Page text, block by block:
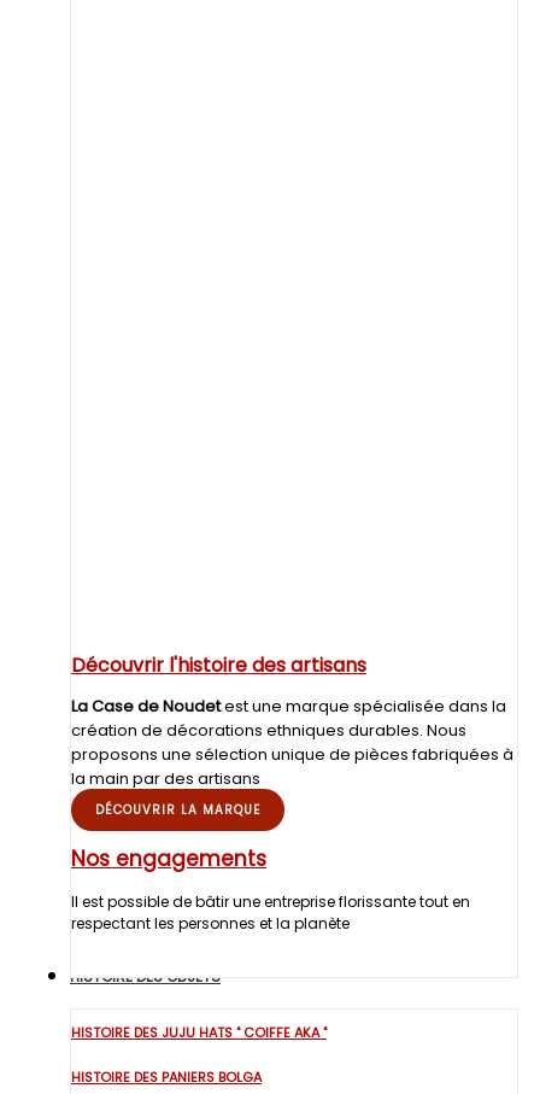
Découvrir l'histoire des artisans
La Case de Noudetest une marque spécialisée dans la
création de décorations ethniques durables. Nous
proposons une sélection unique de pièces fabriquées à
la main par des artisans
DÉCOUVRIR LA MARQUE
Nos engagements
Il est possible de bâtir une entreprise florissante tout en
respectant les personnes et la planète
HISTOIRE DES OBJETS
HISTOIRE DES JUJU HATS " COIFFE AKA "
HISTOIRE DES PANIERS BOLGA